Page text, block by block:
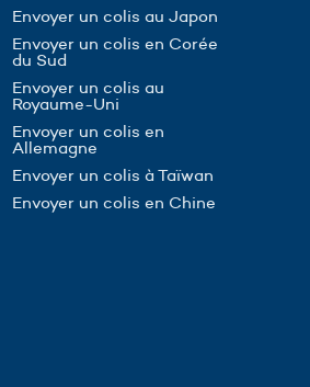
Envoyer un colis au Japon
Envoyer un colis en Corée
du Sud
Envoyer un colis au
Royaume-Uni
Envoyer un colis en
Allemagne
Envoyer un colis à Taïwan
Envoyer un colis en Chine